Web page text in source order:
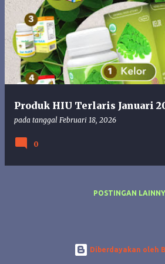
g
Produk HIU Terlaris Januari
pada tanggal Februari 18, 2026
0
POSTINGAN
Diberdayakan oleh